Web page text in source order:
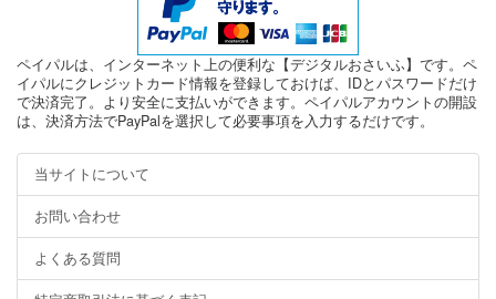
ペイパルは、インターネット上の便利な【デジタルおさいふ】です。ペ
イパルにクレジットカード情報を登録しておけば、IDとパスワードだけ
で決済完了。より安全に支払いができます。ペイパルアカウントの開設
は、決済方法でPayPalを選択して必要事項を入力するだけです。
当サイトについて
お問い合わせ
よくある質問